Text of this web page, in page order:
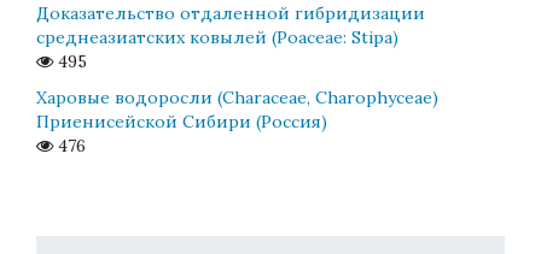
Доказательство отдаленной гибридизации
среднеазиатских ковылей (Poaceae: Stipa)
495
Харовые водоросли (Characeae, Charophyceae)
Приенисейской Сибири (Россия)
476